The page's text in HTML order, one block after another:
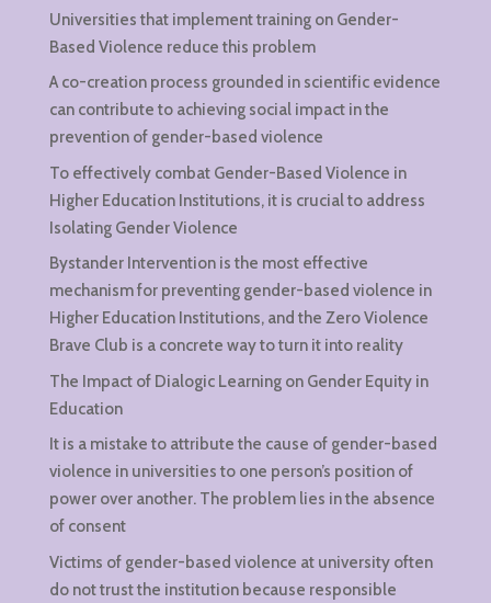
Universities that implement training on Gender-
Based Violence reduce this problem
A co-creation process grounded in scientific evidence
can contribute to achieving social impact in the
prevention of gender-based violence
To effectively combat Gender-Based Violence in
Higher Education Institutions, it is crucial to address
Isolating Gender Violence
Bystander Intervention is the most effective
mechanism for preventing gender-based violence in
Higher Education Institutions, and the Zero Violence
Brave Club is a concrete way to turn it into reality
The Impact of Dialogic Learning on Gender Equity in
Education
It is a mistake to attribute the cause of gender-based
violence in universities to one person’s position of
power over another. The problem lies in the absence
of consent
Victims of gender-based violence at university often
do not trust the institution because responsible